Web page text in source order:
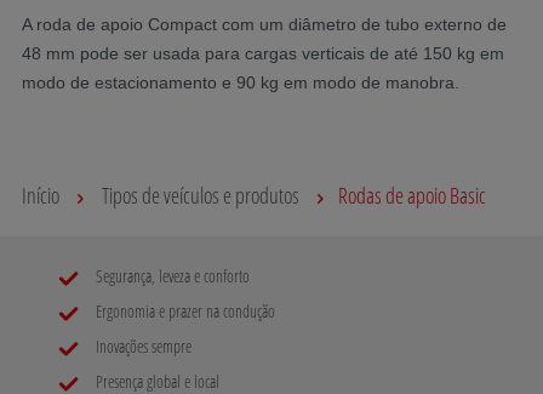
A roda de apoio Compact com um diâmetro de tubo externo de
48 mm pode ser usada para cargas verticais de até 150 kg em
modo de estacionamento e 90 kg em modo de manobra.
Início Tipos de veículos e produtos Rodas de apoio Basic
Segurança, leveza e conforto
Ergonomia e prazer na condução
Inovações sempre
Presença global e local